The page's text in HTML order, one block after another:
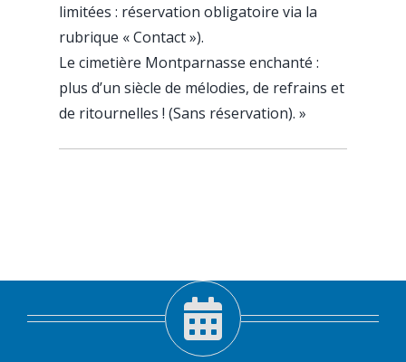
limitées : réservation obligatoire via la
rubrique « Contact »).
Le cimetière Montparnasse enchanté :
plus d’un siècle de mélodies, de refrains et
de ritournelles ! (Sans réservation). »